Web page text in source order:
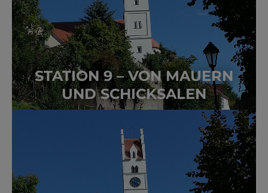
STATION 9 – VON MAUERN
UND SCHICKSALEN